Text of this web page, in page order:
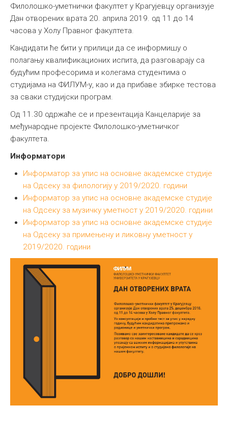
Филолошко-уметнички факултет у Крагујевцу организује
Дан отворених врата 20. априла 2019. од 11 до 14
часова у Холу Правног факултета.
Кандидати ће бити у прилици да се информишу о
полагању квалификационих испита, да разговарају са
будућим професорима и колегама студентима о
студијама на ФИЛУМ-у, као и да прибаве збирке тестова
за сваки студијски програм.
Од 11.30 одржаће се и презентација Канцеларије за
међународне пројекте Филолошко-уметничког
факултета.
Информатори
Информатор за упис на основне академске студије
на Одсеку за филологију у 2019/2020. години
Информатор за упис на основне академске студије
на Одсеку за музичку уметност у 2019/2020. години
Информатор за упис на основне академске студије
на Одсеку за примењену и ликовну уметност у
2019/2020. години